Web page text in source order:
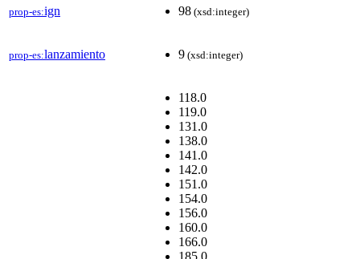
prop-es:ign 98 (xsd:integer)
prop-es:lanzamiento 9 (xsd:integer)
118.0
119.0
131.0
138.0
141.0
142.0
151.0
154.0
156.0
160.0
166.0
185.0